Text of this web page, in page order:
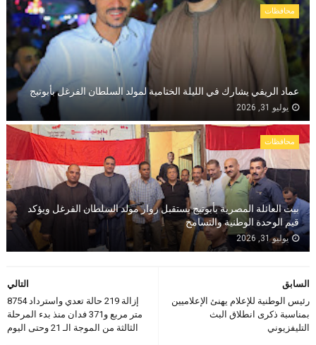
محافظات
عماد الريفي يشارك في الليلة الختامية لمولد السلطان الفرغل بأبوتيج
يوليو 31, 2026
محافظات
بيت العائلة المصرية بأبوتيج يستقبل زوار مولد السلطان الفرغل ويؤكد
قيم الوحدة الوطنية والتسامح
يوليو 31, 2026
التالي
إزالة 219 حالة تعدي واسترداد 8754
متر مربع و371 فدان منذ بدء المرحلة
الثالثة من الموجة الـ 21 وحتى اليوم
السابق
رئيس الوطنية للإعلام يهنئ الإعلاميين
بمناسبة ذكرى انطلاق البث
التليفزيوني